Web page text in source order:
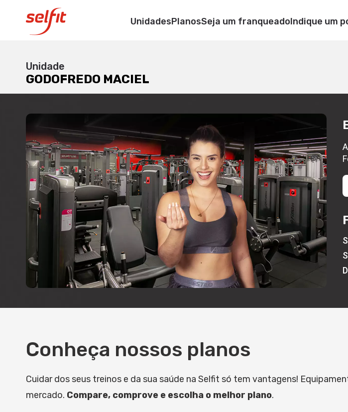
UnidadesPlanosSeja um franqueadoIndique um
Av. Godofredo Maciel, 4.035, Mondubim, Fortaleza/CE,
Unidade
GODOFREDO MACIEL
Conheça nossos planos
Cuidar dos seus treinos e da sua saúde na Selfit só tem vantagens!
mercado. Compare, comprove e escolha o melhor plano.